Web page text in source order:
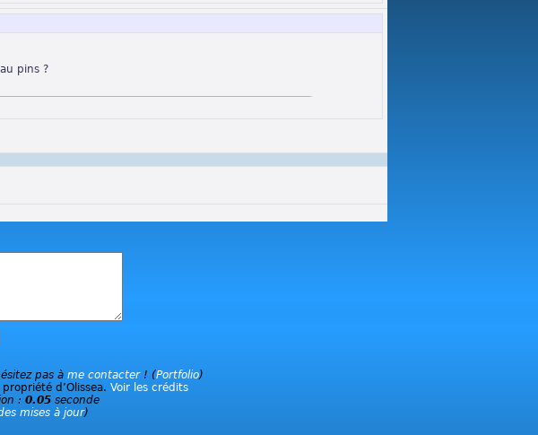
pins ?
pas à me contacter! (Portfolio)
d’Olissea. Voir les crédits
: 0.05seconde
mises à jour)